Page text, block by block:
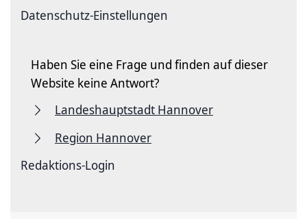
Datenschutz-Einstellungen
Haben Sie eine Frage und finden auf dieser
Website keine Antwort?
Landeshauptstadt Hannover
Region Hannover
Redaktions-Login